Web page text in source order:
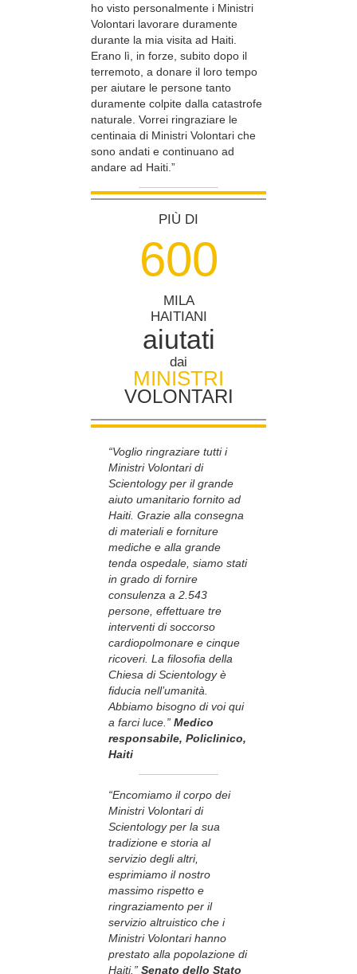
ho visto personalmente i Ministri
Volontari lavorare duramente
durante la mia visita ad Haiti.
Erano lì, in forze, subito dopo il
terremoto, a donare il loro tempo
per aiutare le persone tanto
duramente colpite dalla catastrofe
naturale. Vorrei ringraziare le
centinaia di Ministri Volontari che
sono andati e continuano ad
andare ad Haiti.”
PIÙ DI
600
MILA
HAITIANI
aiutati
dai
MINISTRI
VOLONTARI
“Voglio ringraziare tutti i
Ministri Volontari di
Scientology per il grande
aiuto umanitario fornito ad
Haiti. Grazie alla consegna
di materiali e forniture
mediche e alla grande
tenda ospedale, siamo stati
in grado di fornire
consulenza a 2.543
persone, effettuare tre
interventi di soccorso
cardiopolmonare e cinque
ricoveri. La filosofia della
Chiesa di Scientology è
fiducia nell’umanità.
Abbiamo bisogno di voi qui
a farci luce.” Medico
responsabile, Policlinico,
Haiti
“Encomiamo il corpo dei
Ministri Volontari di
Scientology per la sua
tradizione e storia al
servizio degli altri,
esprimiamo il nostro
massimo rispetto e
ringraziamento per il
servizio altruistico che i
Ministri Volontari hanno
prestato alla popolazione di
Haiti.” Senato dello Stato